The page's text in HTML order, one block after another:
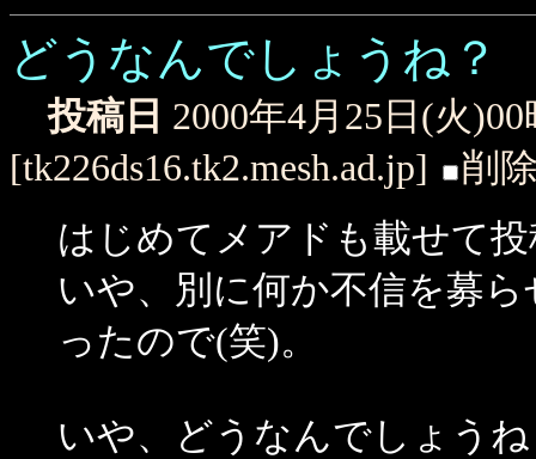
どうなんでしょうね？
投稿日 2000年4月25日(火
[tk226ds16.tk2.mesh.ad.jp]
削
はじめてメアドも載せて
いや、別に何か不信を募
ったので(笑)。
いや、どうなんでしょう